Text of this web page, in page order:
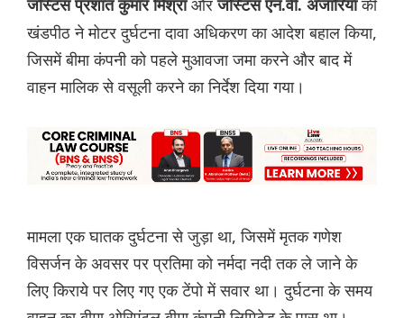
जस्टिस प्रशांत कुमार मिश्राऔर जस्टिस एन.वी. अंजारियाकी
खंडपीठ ने मोटर दुर्घटना दावा अधिकरण का आदेश बहाल किया,
जिसमें बीमा कंपनी को पहले मुआवजा जमा करने और बाद में
वाहन मालिक से वसूली करने का निर्देश दिया गया।
मामला एक घातक दुर्घटना से जुड़ा था, जिसमें मृतक गणेश
विसर्जन के अवसर पर प्रतिमा को नर्मदा नदी तक ले जाने के
लिए किराये पर लिए गए एक टेंपो में सवार था। दुर्घटना के समय